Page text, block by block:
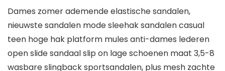
Dames zomer ademende elastische sandalen,
nieuwste sandalen mode sleehak sandalen casual
teen hoge hak platform mules anti-dames lederen
open slide sandaal slip on lage schoenen maat 3,5-8
wasbare slingback sportsandalen, plus mesh zachte